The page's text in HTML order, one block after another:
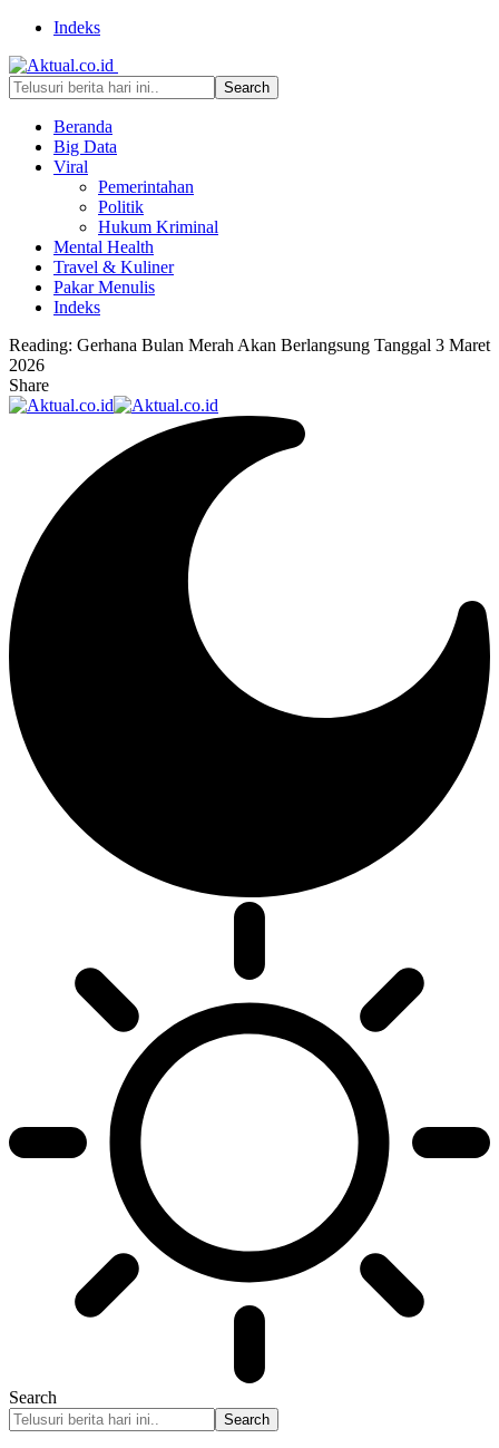
Indeks
Beranda
Big Data
Viral
Pemerintahan
Politik
Hukum Kriminal
Mental Health
Travel & Kuliner
Pakar Menulis
Indeks
Reading: Gerhana Bulan Merah Akan Berlangsung Tanggal 3 Maret
2026
Share
Search